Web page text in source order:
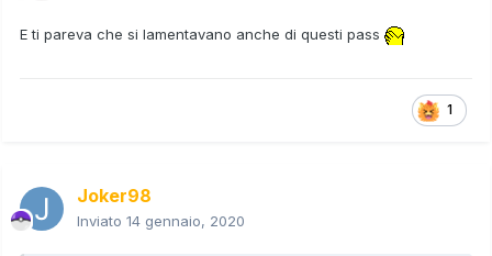
E ti pareva che si lamentavano anche di questi pass
1
Joker98
Inviato 14 gennaio, 2020